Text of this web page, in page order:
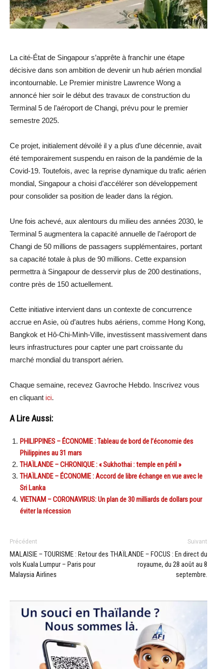
La cité-État de Singapour s’apprête à franchir une étape
décisive dans son ambition de devenir un hub aérien mondial
incontournable. Le Premier ministre Lawrence Wong a
annoncé hier soir le début des travaux de construction du
Terminal 5 de l’aéroport de Changi, prévu pour le premier
semestre 2025.
Ce projet, initialement dévoilé il y a plus d’une décennie, avait
été temporairement suspendu en raison de la pandémie de la
Covid-19. Toutefois, avec la reprise dynamique du trafic aérien
mondial, Singapour a choisi d’accélérer son développement
pour consolider sa position de leader dans la région.
Une fois achevé, aux alentours du milieu des années 2030, le
Terminal 5 augmentera la capacité annuelle de l’aéroport de
Changi de 50 millions de passagers supplémentaires, portant
sa capacité totale à plus de 90 millions. Cette expansion
permettra à Singapour de desservir plus de 200 destinations,
contre près de 150 actuellement.
Cette initiative intervient dans un contexte de concurrence
accrue en Asie, où d’autres hubs aériens, comme Hong Kong,
Bangkok et Hô-Chi-Minh-Ville, investissent massivement dans
leurs infrastructures pour capter une part croissante du
marché mondial du transport aérien.
Chaque semaine, recevez Gavroche Hebdo. Inscrivez vous
en cliquant ici.
A Lire Aussi:
PHILIPPINES – ÉCONOMIE : Tableau de bord de l’économie des
Philippines au 31 mars
THAÏLANDE – CHRONIQUE : « Sukhothai : temple en péril »
THAÏLANDE – ÉCONOMIE : Accord de libre échange en vue avec le
Sri Lanka
VIETNAM – CORONAVIRUS: Un plan de 30 milliards de dollars pour
éviter la récession
Précédent
MALAISIE – TOURISME : Retour des
vols Kuala Lumpur – Paris pour
Malaysia Airlines
Suivant
THAÏLANDE – FOCUS : En direct du
royaume, du 28 août au 8
septembre.